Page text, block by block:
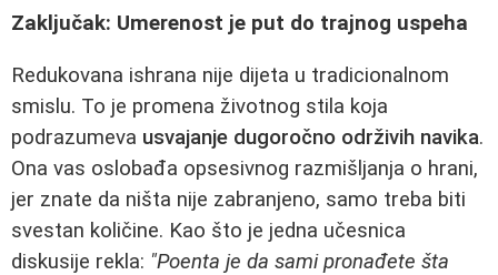
Zaključak: Umerenost je put do trajnog uspeha
Redukovana ishrana nije dijeta u tradicionalnom
smislu. To je promena životnog stila koja
podrazumeva usvajanje dugoročno održivih navika.
Ona vas oslobađa opsesivnog razmišljanja o hrani,
jer znate da ništa nije zabranjeno, samo treba biti
svestan količine. Kao što je jedna učesnica
diskusije rekla: "Poenta je da sami pronađete šta